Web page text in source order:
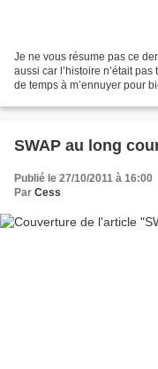
Je ne vous résume pas ce
aussi car l’histoire n’était
de temps à m’ennuyer pour
SWAP au long
Publié le 27/10/2011 à 16:00
Par Cess